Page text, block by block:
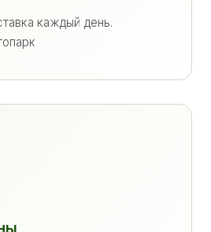
каждый день.